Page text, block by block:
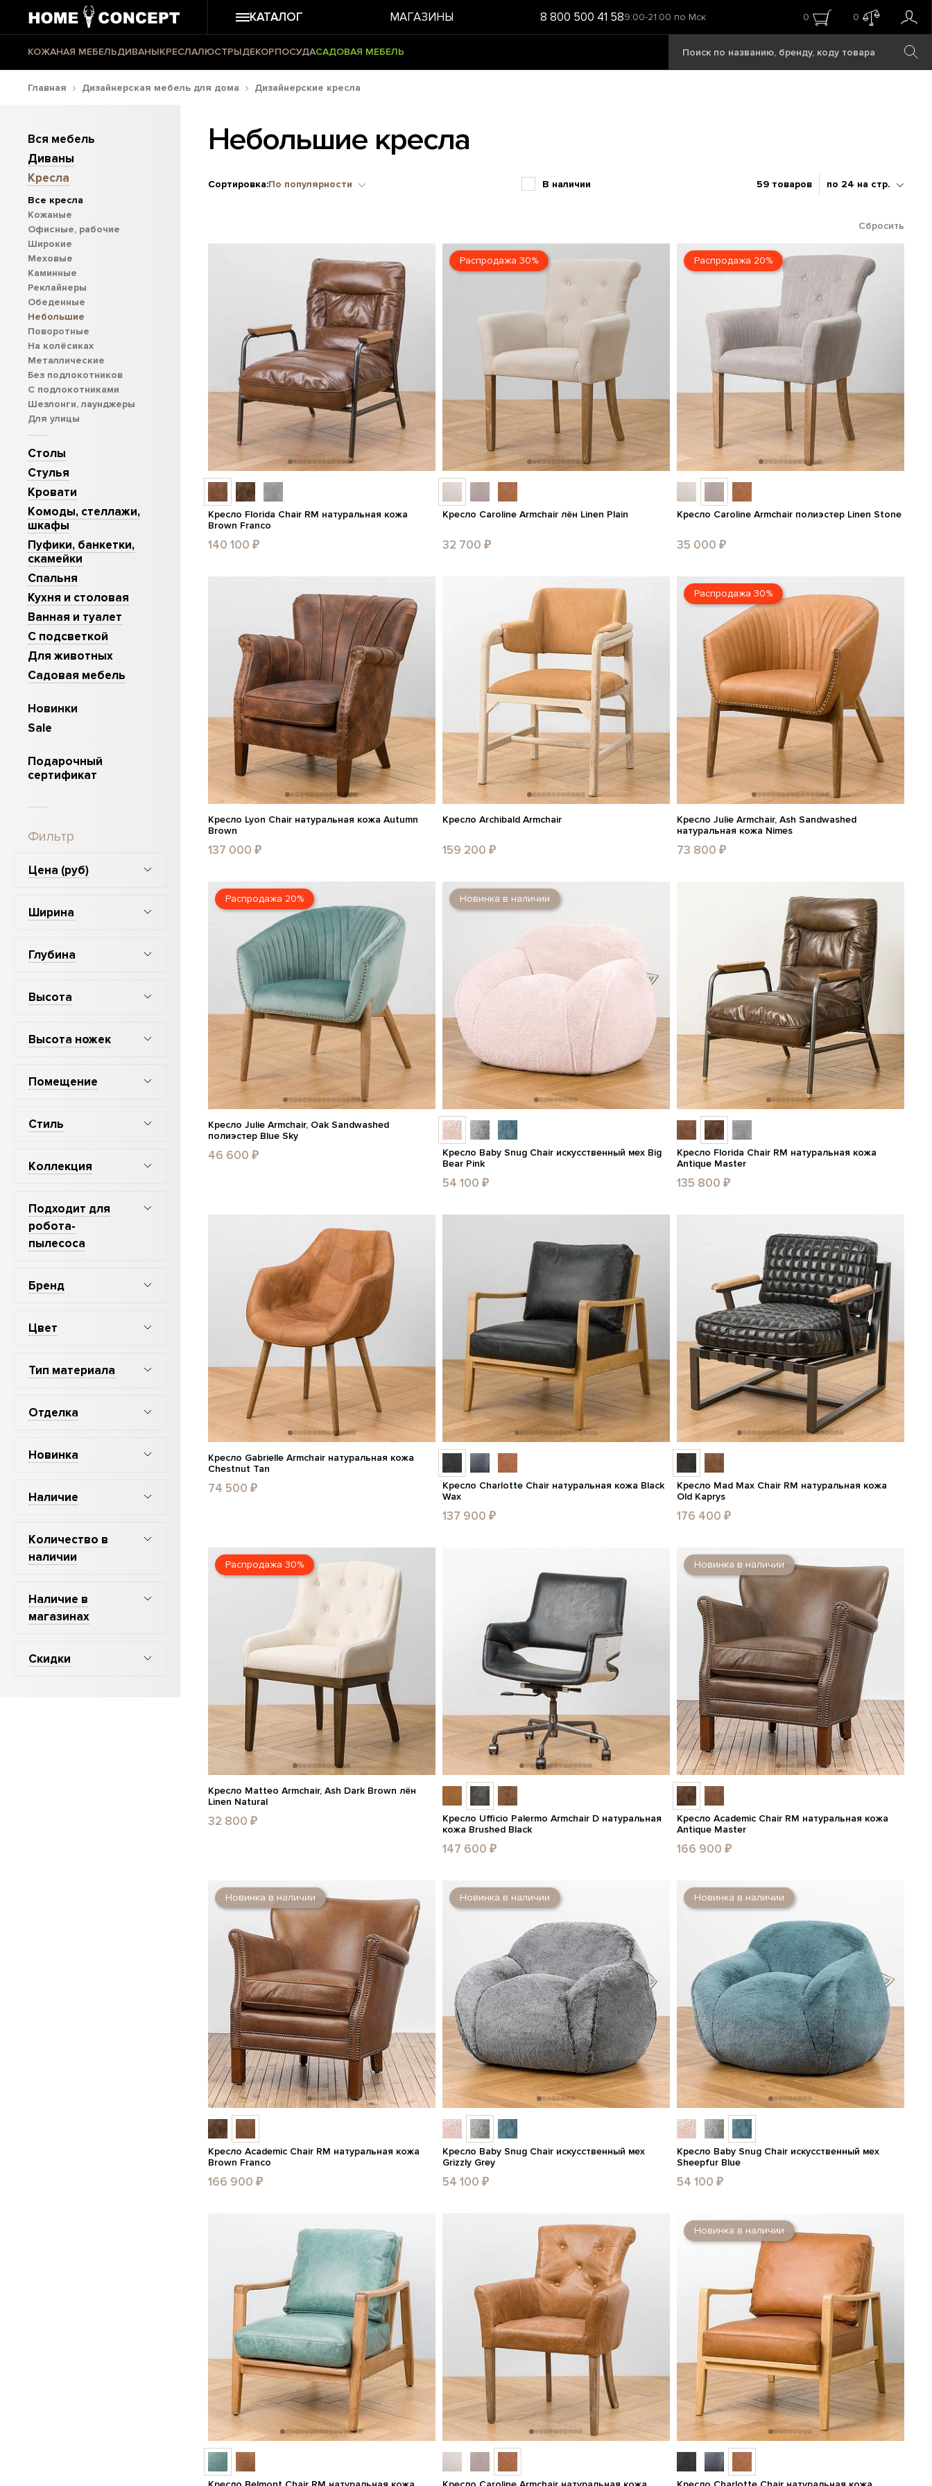
КАТАЛОГ МАГАЗИНЫ 8 800 500 41 589:00-21:00 по Мск 0 0
КОЖАНАЯ МЕБЕЛЬДИВАНЫКРЕСЛАЛЮСТРЫДЕКОРПОСУДАСАДОВАЯ МЕБЕЛЬ
Главная Дизайнерская мебель для дома Дизайнерские кресла
Вся мебель
Диваны
Кресла
Все кресла
Кожаные
Офисные, рабочие
Широкие
Меховые
Каминные
Реклайнеры
Обеденные
Небольшие
Поворотные
На колёсиках
Металлические
Без подлокотников
C подлокотниками
Шезлонги, лаунджеры
Для улицы
Столы
Стулья
Кровати
Комоды, стеллажи,
шкафы
Пуфики, банкетки,
скамейки
Спальня
Кухня и столовая
Ванная и туалет
С подсветкой
Для животных
Садовая мебель
Новинки
Sale
Подарочный
сертификат
Фильтр
Цена (руб)
Ширина
Глубина
Высота
Высота ножек
Помещение
Стиль
Коллекция
Подходит для
робота-
пылесоса
Бренд
Цвет
Тип материала
Отделка
Новинка
Наличие
Количество в
наличии
Наличие в
магазинах
Скидки
Небольшие кресла
Сортировка:По популярности В наличии 59 товаров по 24 на стр.
Сбросить
Кресло Florida Chair RM натуральная кожа
Brown Franco
140 100 ₽
Распродажа 30%
Кресло Caroline Armchair лён Linen Plain
32 700 ₽
Распродажа 20%
Кресло Caroline Armchair полиэстер Linen Stone
35 000 ₽
Кресло Lyon Chair натуральная кожа Autumn
Brown
137 000 ₽
Кресло Archibald Armchair
159 200 ₽
Распродажа 30%
Кресло Julie Armchair, Ash Sandwashed
натуральная кожа Nimes
73 800 ₽
Распродажа 20%
Кресло Julie Armchair, Oak Sandwashed
полиэстер Blue Sky
46 600 ₽
Новинка в наличии
Кресло Baby Snug Chair искусственный мех Big
Bear Pink
54 100 ₽
Кресло Florida Chair RM натуральная кожа
Antique Master
135 800 ₽
Кресло Gabrielle Armchair натуральная кожа
Chestnut Tan
74 500 ₽
Кресло Charlotte Chair натуральная кожа Black
Wax
137 900 ₽
Кресло Mad Max Chair RM натуральная кожа
Old Kaprys
176 400 ₽
Распродажа 30%
Кресло Matteo Armchair, Ash Dark Brown лён
Linen Natural
32 800 ₽
Кресло Ufficio Palermo Armchair D натуральная
кожа Brushed Black
147 600 ₽
Новинка в наличии
Кресло Academic Chair RM натуральная кожа
Antique Master
166 900 ₽
Новинка в наличии
Кресло Academic Chair RM натуральная кожа
Brown Franco
166 900 ₽
Новинка в наличии
Кресло Baby Snug Chair искусственный мех
Grizzly Grey
54 100 ₽
Новинка в наличии
Кресло Baby Snug Chair искусственный мех
Sheepfur Blue
54 100 ₽
Новинка в наличии